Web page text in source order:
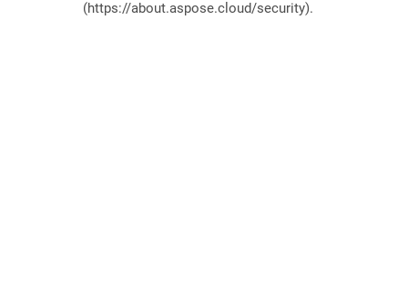
(https://about.aspose.cloud/security).